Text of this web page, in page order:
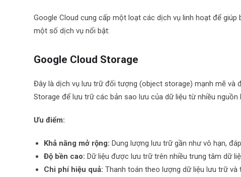
Google Cloud cung cấp một loạt các dịch vụ linh hoạt để
một số dịch vụ nổi bật:
Google Cloud Storage
Đây là dịch vụ lưu trữ đối tượng (object storage) mạnh mẽ và
Storage để lưu trữ các bản sao lưu của dữ liệu từ nhiều
Ưu điểm:
Khả năng mở rộng: Dung lượng lưu trữ gần như vô hạn,
Độ bền cao: Dữ liệu được lưu trữ trên nhiều trung tâm dữ
Chi phí hiệu quả: Thanh toán theo lượng dữ liệu lưu trữ và